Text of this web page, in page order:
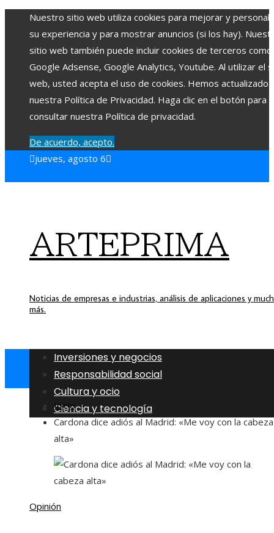
Nuestro sitio web utiliza cookies para mejorar y
su experiencia y para mostrar anuncios (si los hay).
sitio web también puede incluir cookies de terceros como
Google Adsense, Google Analytics, Youtube. Al utilizar el
web, usted acepta el uso de cookies. Hemos actualizado
nuestra Política de Privacidad. Haga clic en el botón para
consultar nuestra Política de privacidad.
De acuerdo, acepto.
jueves, agosto 6
ARTEPRIMA
Noticias de empresas e industrias, análisis de aplicaciones y
más.
Inversiones y negocios
Responsabilidad social
Cultura y ocio
Ciencia y tecnología
Inicio
Cardona dice adiós al Madrid: «Me voy con la cabeza
alta»
Opinión